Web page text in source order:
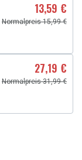
13,59 €
Normalpreis 15,99 €
27,19 €
Normalpreis 31,99 €